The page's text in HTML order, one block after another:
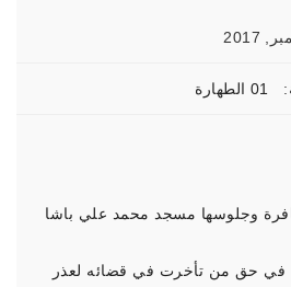
01 الطهارة
وجلوسها مسجد محمد علي باشا
في حق من تأخرت في قضائه لعذر